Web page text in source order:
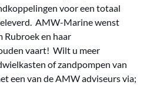
voor een totaal
. AMW-Marine wenst
Rubroek en haar
vaart! Wilt u meer
of zandpompen van
een van de AMW adviseurs via;